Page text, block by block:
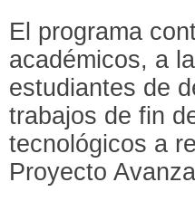
El programa
académicos, a
estudiantes de
trabajos de fin
tecnológicos a
Proyecto